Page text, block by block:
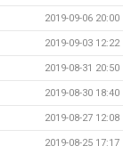
2019-09-06 20:00
2019-09-03 12:22
2019-08-31 20:50
2019-08-30 18:40
2019-08-27 12:08
2019-08-25 17:17